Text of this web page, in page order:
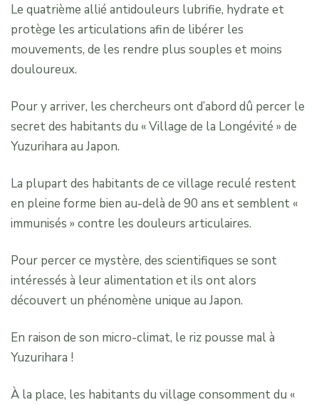
Le quatrième allié antidouleurs lubrifie, hydrate et
protège les articulations afin de libérer les
mouvements, de les rendre plus souples et moins
douloureux.
Pour y arriver, les chercheurs ont d’abord dû percer le
secret des habitants du « Village de la Longévité » de
Yuzurihara au Japon.
La plupart des habitants de ce village reculé restent
en pleine forme bien au-delà de 90 ans et semblent «
immunisés » contre les douleurs articulaires.
Pour percer ce mystère, des scientifiques se sont
intéressés à leur alimentation et ils ont alors
découvert un phénomène unique au Japon.
En raison de son micro-climat, le riz pousse mal à
Yuzurihara !
À la place, les habitants du village consomment du «